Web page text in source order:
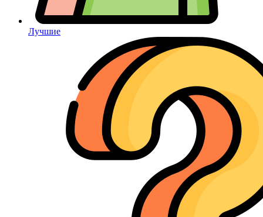
Лучшие